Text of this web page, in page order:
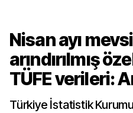
Nisan ayı
arındırılmış
TÜFE verileri:
Türkiye İstatistik